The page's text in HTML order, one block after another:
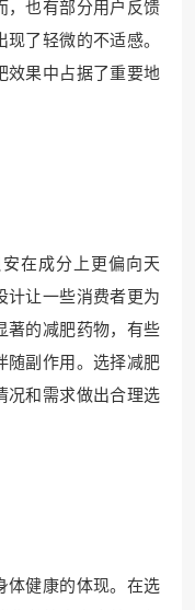
，也有部分用户反馈
了轻微的不适感。
效果中占据了重要地
在成分上更偏向天
计让一些消费者更为
著的减肥药物，有些
随副作用。选择减肥
况和需求做出合理选
体健康的体现。在选